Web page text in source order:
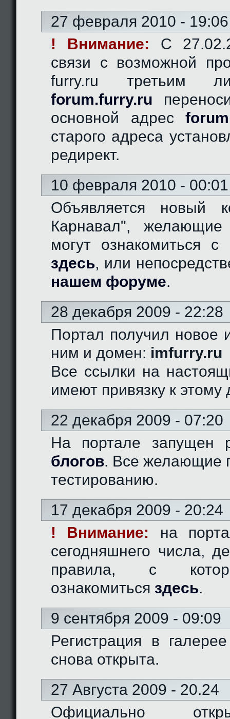
27 февраля 2010 - 19:06
! Внимание: C
связи с возможной
furry.ru третьим
forum.furry.ru
основной адрес
старого адреса
редирект.
10 февраля 2010 - 00:01
Объявляется новый
Карнавал", желающие
могут ознакомиться с
здесь, или
нашем форуме.
28 декабря 2009 - 22:28
Портал получил новое
ним и домен: imfurry.ru
Все ссылки на
имеют привязку к этому
22 декабря 2009 - 07:20
На портале запущен
блогов. Все желающие
тестированию.
17 декабря 2009 - 20:24
! Внимание: на
сегодняшнего числа,
правила, с
ознакомиться здесь.
9 сентября 2009 - 09:09
Регистрация в
снова открыта.
27 Августа 2009 - 20.24
Официально